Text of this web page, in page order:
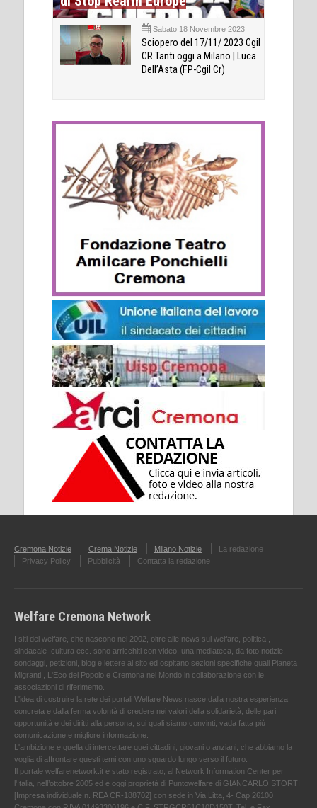
Sabato 18 Novembre 2023
Sciopero del 17/11/ 2023 Cgil
CR Tanti oggi a Milano | Luca
Dell’Asta (FP-Cgil Cr)
Cremona Notizie Crema Notizie Milano Notizie
La redazione
Privacy Policy
Pubblicità Contatta la redazione
Welfare Cremona Network
I siti del welfare, che nascono nel 2002, oltre alle news sul welfare, politica ,
sindacale ,cultura ecc. sono arricchiti con video, una mediateca, da foto notizie,
sondaggi, petizioni, blog e lettere al sito ed ospitano sezioni specifiche quali Pianeta
Migranti , L'Eco del Popolo e Cremona nel Mondo in collaborazione con le
associazioni di riferimento.
L'idea di costruire la rete dei portali Welfare News nasce dalla nostra esperienza
concreta e dalla ferma volontà di credere nei valori della solidarietà, delle pari
opportunità e dei diritti alla persona, sui quali siamo convinti, vada fatta più
comunicazione e migliore informazione.
L'ambizione è quella di intercettare quei cittadini, giovani o anziani, che abbiamo la
voglia di affrontare questi temi con uno sguardo lungo verso il futuro.
Il portale welfarenetwork.it è stato registrato, al Network Information Center per
l'Italia, nell’ottobre 2005 ed è oggi proprietà di Puntowelfare di GIANCARLO STORTI
[Impresa individuale n. REA CR-188702] con sede in Via Litta, 4- Cap 26100